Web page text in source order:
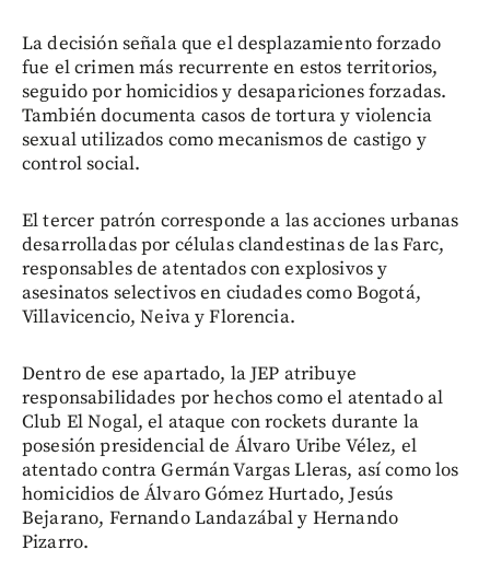
La decisión señala que el desplazamiento forzado
fue el crimen más recurrente en estos territorios,
seguido por homicidios y desapariciones forzadas.
También documenta casos de tortura y violencia
sexual utilizados como mecanismos de castigo y
control social.
El tercer patrón corresponde a las acciones urbanas
desarrolladas por células clandestinas de las Farc,
responsables de atentados con explosivos y
asesinatos selectivos en ciudades como Bogotá,
Villavicencio, Neiva y Florencia.
Dentro de ese apartado, la JEP atribuye
responsabilidades por hechos como el atentado al
Club El Nogal, el ataque con rockets durante la
posesión presidencial de Álvaro Uribe Vélez, el
atentado contra Germán Vargas Lleras, así como los
homicidios de Álvaro Gómez Hurtado, Jesús
Bejarano, Fernando Landazábal y Hernando
Pizarro.